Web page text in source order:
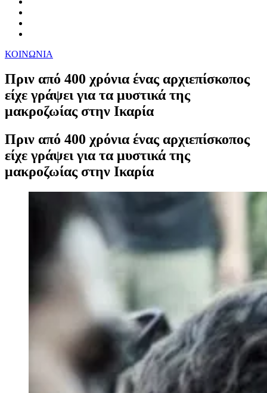
ΚΟΙΝΩΝΙΑ
Πριν από 400 χρόνια ένας αρχιεπίσκοπος
είχε γράψει για τα μυστικά της
μακροζωίας στην Ικαρία
Πριν από 400 χρόνια ένας αρχιεπίσκοπος
είχε γράψει για τα μυστικά της
μακροζωίας στην Ικαρία